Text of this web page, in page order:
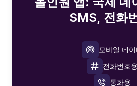
SMS, 전화
모바일 데이
전화번호용
통화용